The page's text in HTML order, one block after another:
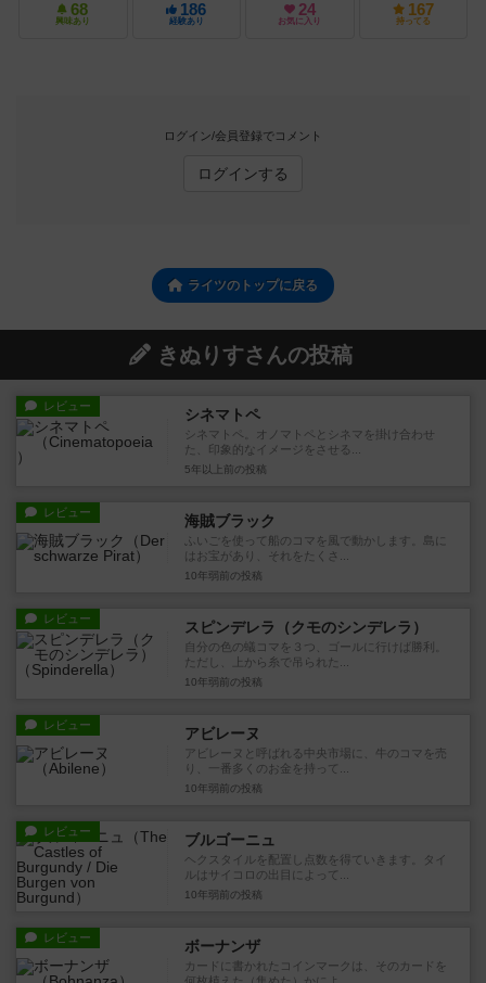
68
興味あり
186
経験あり
24
お気に入り
167
持ってる
ログイン/会員登録でコメント
ログインする
ライツのトップに戻る
きぬりすさんの投稿
レビュー シネマトペ
シネマトペ。オノマトペとシネマを掛け合わせ
た、印象的なイメージをさせる...
5年以上前 の投稿
レビュー 海賊ブラック
ふいごを使って船のコマを風で動かします。島に
はお宝があり、それをたくさ...
10年弱前 の投稿
レビュー スピンデレラ（クモのシンデレラ）
自分の色の蟻コマを３つ、ゴールに行けば勝利。
ただし、上から糸で吊られた...
10年弱前 の投稿
レビュー アビレーヌ
アビレーヌと呼ばれる中央市場に、牛のコマを売
り、一番多くのお金を持って...
10年弱前 の投稿
レビュー ブルゴーニュ
ヘクスタイルを配置し点数を得ていきます。タイ
ルはサイコロの出目によって...
10年弱前 の投稿
レビュー ボーナンザ
カードに書かれたコインマークは、そのカードを